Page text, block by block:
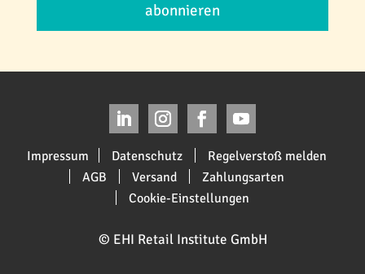
abonnieren
Impressum Datenschutz
Regelverstoß melden
AGB
Versand
Zahlungsarten
Cookie-Einstellungen
© EHI Retail Institute GmbH